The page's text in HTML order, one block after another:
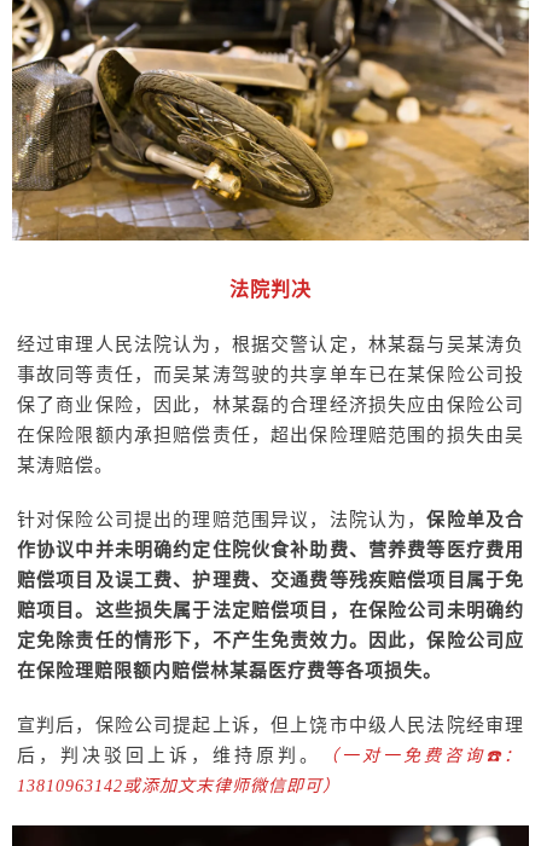
法院判决
经过审理人民法院认为，根据交警认定，林某磊与吴某涛负
事故同等责任，而吴某涛驾驶的共享单车已在某保险公司投
保了商业保险，因此，林某磊的合理经济损失应由保险公司
在保险限额内承担赔偿责任，超出保险理赔范围的损失由吴
某涛赔偿。
针对保险公司提出的理赔范围异议，法院认为，保险单及合
作协议中并未明确约定住院伙食补助费、营养费等医疗费用
赔偿项目及误工费、护理费、交通费等残疾赔偿项目属于免
赔项目。这些损失属于法定赔偿项目，在保险公司未明确约
定免除责任的情形下，不产生免责效力。因此，保险公司应
在保险理赔限额内赔偿林某磊医疗费等各项损失。
宣判后，保险公司提起上诉，但上饶市中级人民法院经审理
后，判决驳回上诉，维持原判。
（一对一免费咨询☎️：
13810963142或添加文末律师微信即可）